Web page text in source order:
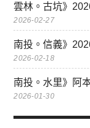
雲林。古坑》
2026-02-27
南投。信義》
2026-02-18
南投。水里》阿
2026-01-30